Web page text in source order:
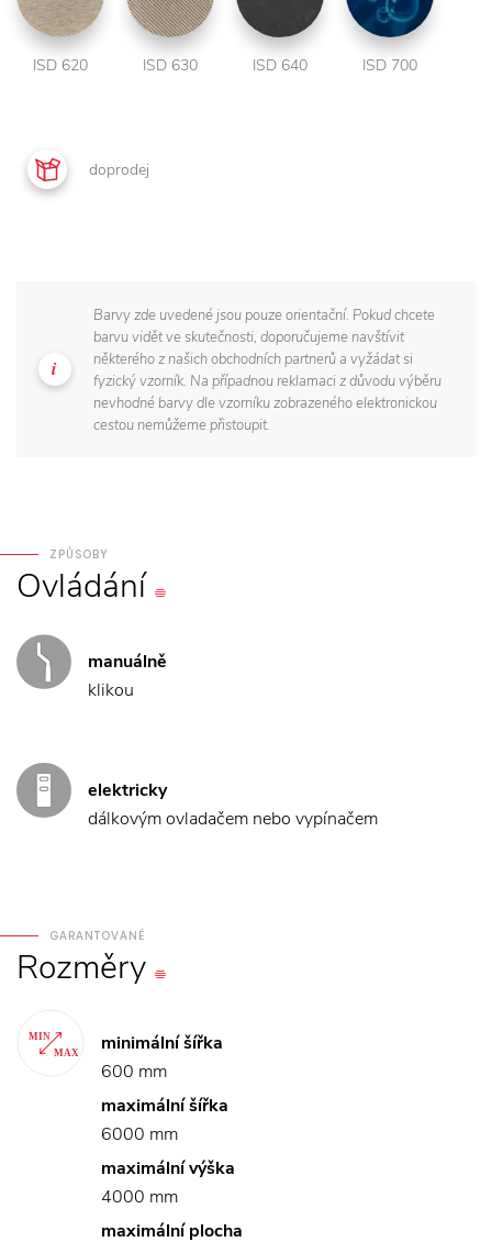
ISD 620 ISD 630 ISD 640 ISD 700
doprodej
Barvy zde uvedené jsou pouze orientační. Pokud chcete
barvu vidět ve skutečnosti, doporučujeme navštívit
některého z našich obchodních partnerů a vyžádat si
fyzický vzorník. Na případnou reklamaci z důvodu výběru
nevhodné barvy dle vzorníku zobrazeného elektronickou
cestou nemůžeme přistoupit.
ZPŮSOBY
Ovládání
manuálně
klikou
elektricky
dálkovým ovladačem nebo vypínačem
GARANTOVANÉ
Rozměry
minimální šířka
600 mm
maximální šířka
6000 mm
maximální výška
4000 mm
maximální plocha